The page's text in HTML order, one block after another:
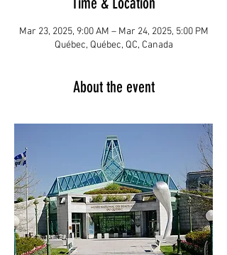
Mar 23, 2025, 9:00 AM – Mar 24, 2025, 5:00 PM
Québec, Québec, QC, Canada
About the event